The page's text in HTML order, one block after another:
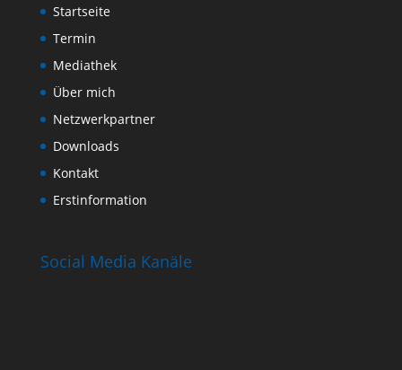
Startseite
Termin
Mediathek
Über mich
Netzwerkpartner
Downloads
Kontakt
Erstinformation
Social Media Kanäle